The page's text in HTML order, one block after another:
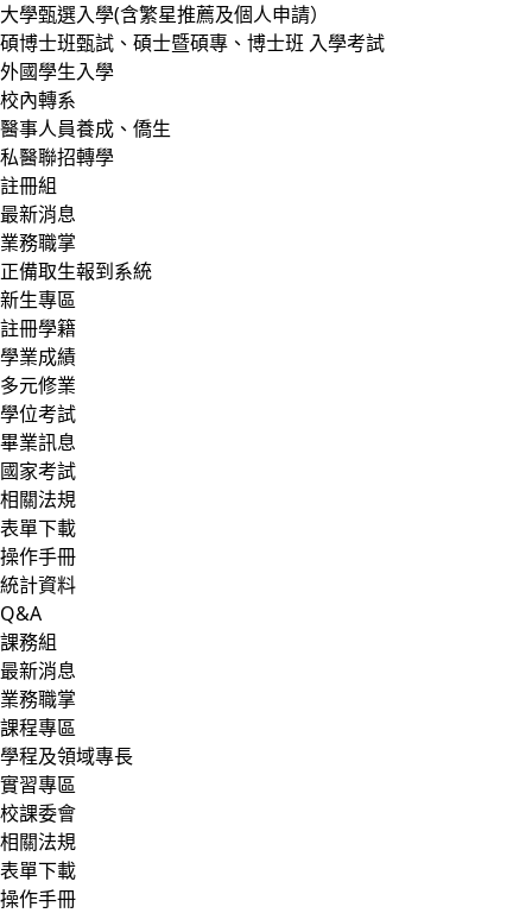
大學甄選入學(含繁星推薦及個人申請）
碩博士班甄試、碩士暨碩專、博士班 入學考試
外國學生入學
校內轉系
醫事人員養成、僑生
私醫聯招轉學
註冊組
最新消息
業務職掌
正備取生報到系統
新生專區
註冊學籍
學業成績
多元修業
學位考試
畢業訊息
國家考試
相關法規
表單下載
操作手冊
統計資料
Q&A
課務組
最新消息
業務職掌
課程專區
學程及領域專長
實習專區
校課委會
相關法規
表單下載
操作手冊